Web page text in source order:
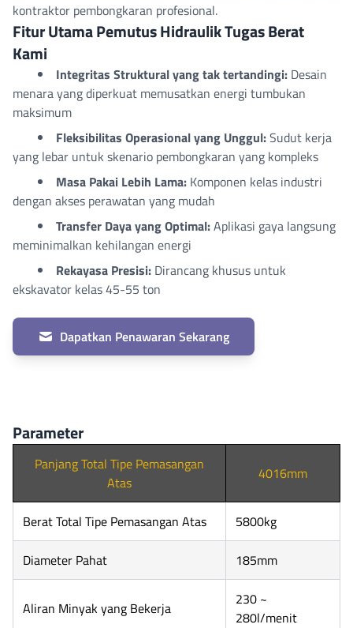
kontraktor pembongkaran profesional.
Fitur Utama Pemutus Hidraulik Tugas Berat
Kami
Integritas Struktural yang tak tertandingi: Desain
menara yang diperkuat memusatkan energi tumbukan
maksimum
Fleksibilitas Operasional yang Unggul:Sudut kerja
yang lebar untuk skenario pembongkaran yang kompleks
Masa Pakai Lebih Lama: Komponen kelas industri
dengan akses perawatan yang mudah
Transfer Daya yang Optimal:Aplikasi gaya langsung
meminimalkan kehilangan energi
Rekayasa Presisi: Dirancang khusus untuk
ekskavator kelas 45-55 ton
Dapatkan Penawaran Sekarang
Parameter
Panjang Total Tipe Pemasangan
Atas
4016mm
Berat Total Tipe Pemasangan Atas 5800kg
Diameter Pahat 185mm
Aliran Minyak yang Bekerja
230 ~
280l/menit